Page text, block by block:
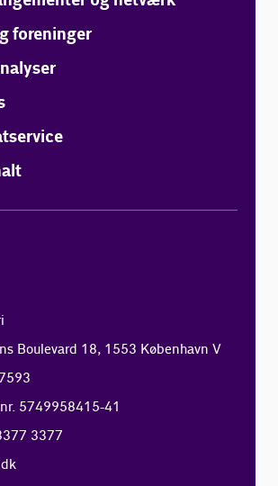
foreninger
Boulevard 18, 1553 København V
5749958415-41
3377